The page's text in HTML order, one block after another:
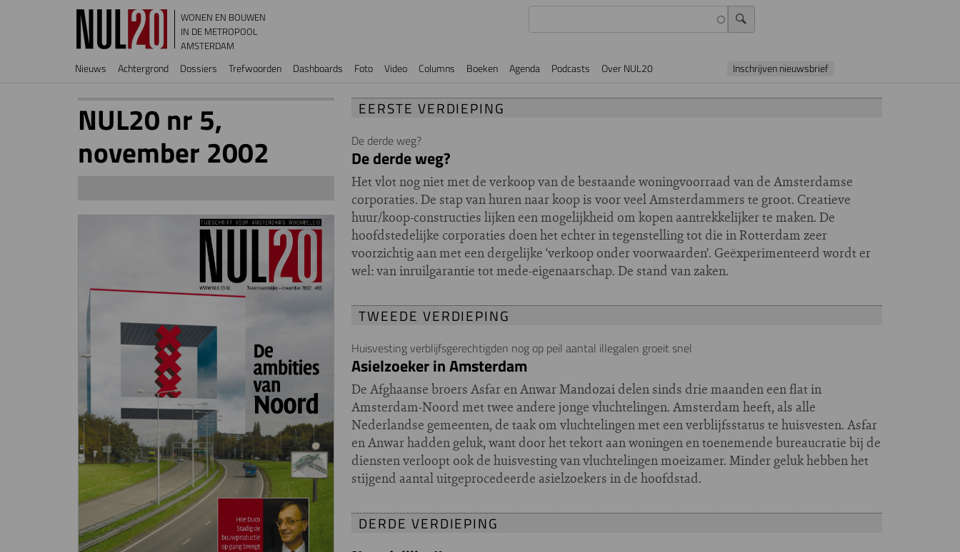
Overslaan en naar de inhoud gaan
WONEN EN BOUWEN
IN DE METROPOOL
AMSTERDAM
Hoofdnavigatie
Nieuws Achtergrond Dossiers Trefwoorden Dashboards Foto Video Columns Boeken Agenda Podcasts Over NUL20 Inschrijven nieuwsbrief
EERSTE VERDIEPING
De derde weg?
De derde weg?
Het vlot nog niet met de verkoop van de bestaande woningvoorraad van de Amsterdamse
corporaties. De stap van huren naar koop is voor veel Amsterdammers te groot. Creatieve
huur/koop-constructies lijken een mogelijkheid om kopen aantrekkelijker te maken. De
hoofdstedelijke corporaties doen het echter in tegenstelling tot die in Rotterdam zeer
voorzichtig aan met een dergelijke ‘verkoop onder voorwaarden’. Geëxperimenteerd wordt er
wel: van inruilgarantie tot mede-eigenaarschap. De stand van zaken.
TWEEDE VERDIEPING
Huisvesting verblijfsgerechtigden nog op peil aantal illegalen groeit snel
Asielzoeker in Amsterdam
De Afghaanse broers Asfar en Anwar Mandozai delen sinds drie maanden een flat in
Amsterdam-Noord met twee andere jonge vluchtelingen. Amsterdam heeft, als alle
Nederlandse gemeenten, de taak om vluchtelingen met een verblijfsstatus te huisvesten. Asfar
en Anwar hadden geluk, want door het tekort aan woningen en toenemende bureaucratie bij de
diensten verloopt ook de huisvesting van vluchtelingen moeizamer. Minder geluk hebben het
stijgend aantal uitgeprocedeerde asielzoekers in de hoofdstad.
DERDE VERDIEPING
NUL20 nr 5,
november 2002